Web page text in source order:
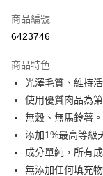
Google Pay
新竹貨運宅配
每筆NT$100，滿
祥億貨運
每筆NT$100，滿
離島宅配
商品編號
6423746
商品特色
光澤毛質、維持
使用優質肉品為
無穀、無馬鈴薯。
添加1%最高等級
成分單純，所有
無添加任何填充